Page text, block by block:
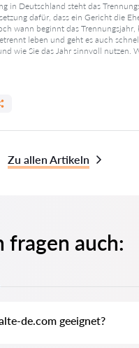
in Deutschland steht das
dafür, dass ein Gericht die
wann beginnt das Trennungsjahr,
leben und geht es auch
wie Sie das Jahr sinnvoll nutzen.
Zu allen Artikeln
fragen auch:
de.com geeignet?